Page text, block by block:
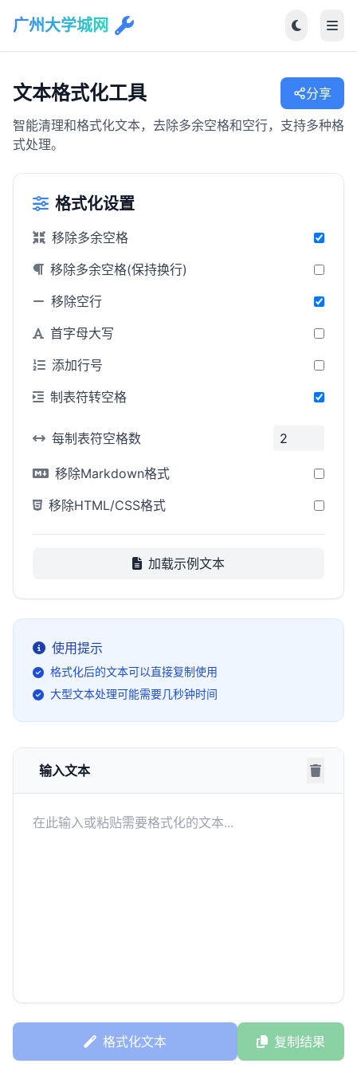
广州大学城网
文本格式化工具
分享
智能清理和格式化文本，去除多余空格和空行，支持多种格
式处理。
格式化设置
移除多余空格
移除多余空格(保持换行)
移除空行
首字母大写
添加行号
制表符转空格
每制表符空格数
移除Markdown格式
移除HTML/CSS格式
加载示例文本
使用提示
格式化后的文本可以直接复制使用
大型文本处理可能需要几秒钟时间
输入文本
格式化文本 复制结果